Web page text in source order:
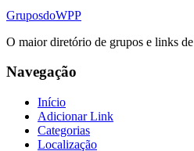
GruposdoWPP
O maior diretório de grupos e links
Navegação
Início
Adicionar Link
Categorias
Localização